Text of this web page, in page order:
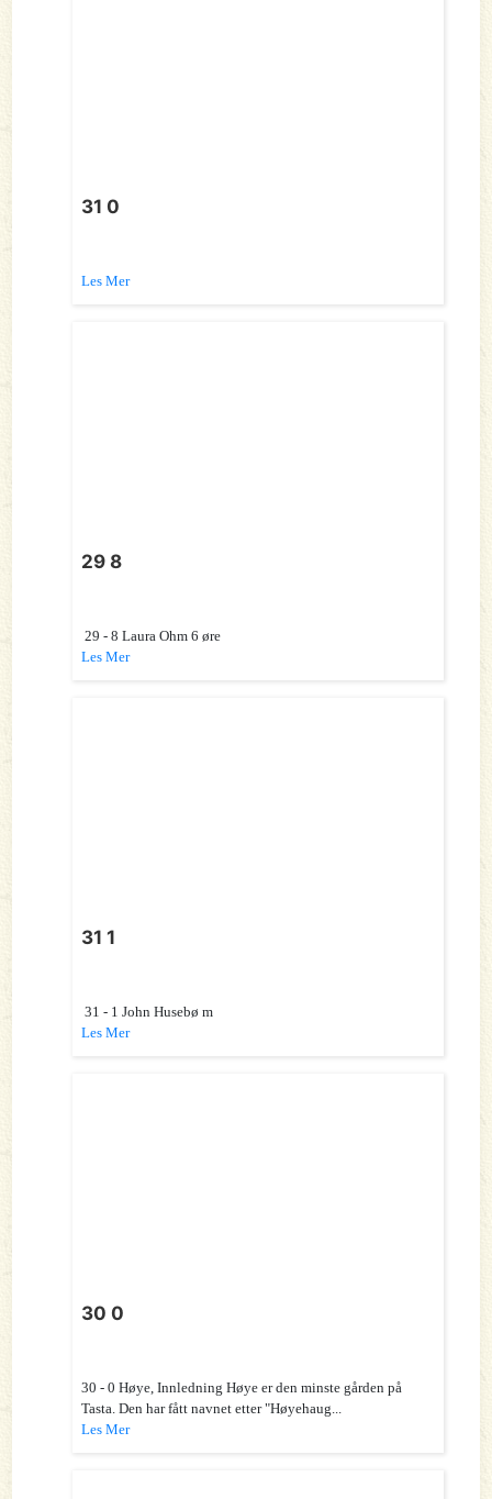
31 0
Les Mer
29 8
29 - 8 Laura Ohm 6 øre
Les Mer
31 1
31 - 1 John Husebø m
Les Mer
30 0
30 - 0 Høye, Innledning Høye er den minste gården på
Tasta. Den har fått navnet etter "Høyehaug...
Les Mer